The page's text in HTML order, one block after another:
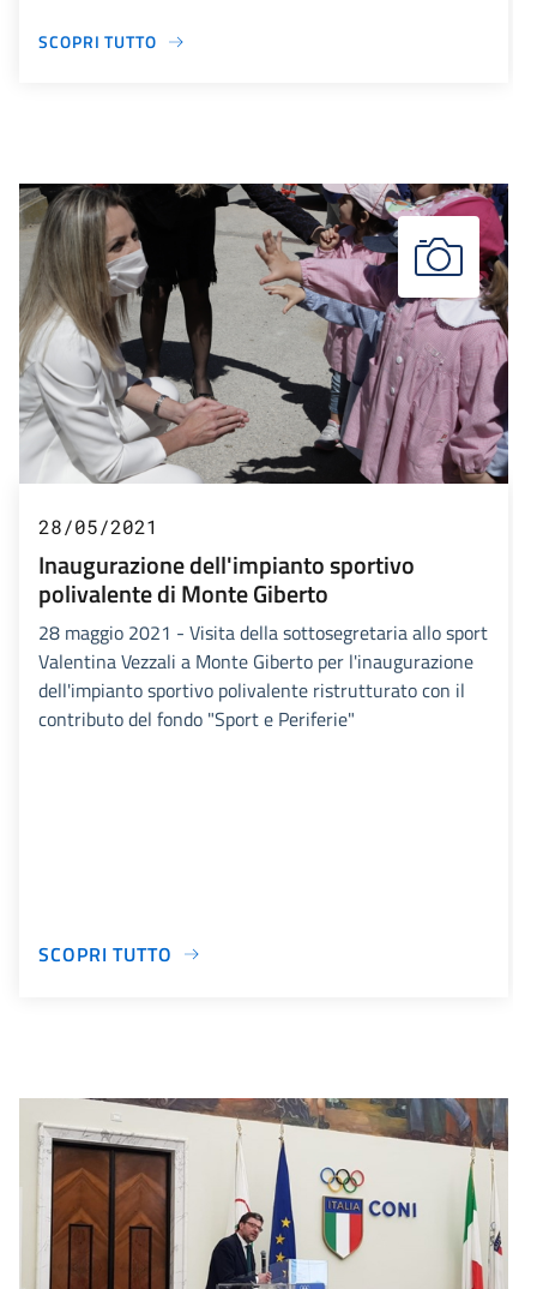
SCOPRI TUTTO
28/05/2021
Inaugurazione dell'impianto sportivo
polivalente di Monte Giberto
28 maggio 2021 - Visita della sottosegretaria allo sport
Valentina Vezzali a Monte Giberto per l'inaugurazione
dell'impianto sportivo polivalente ristrutturato con il
contributo del fondo "Sport e Periferie"
SCOPRI TUTTO